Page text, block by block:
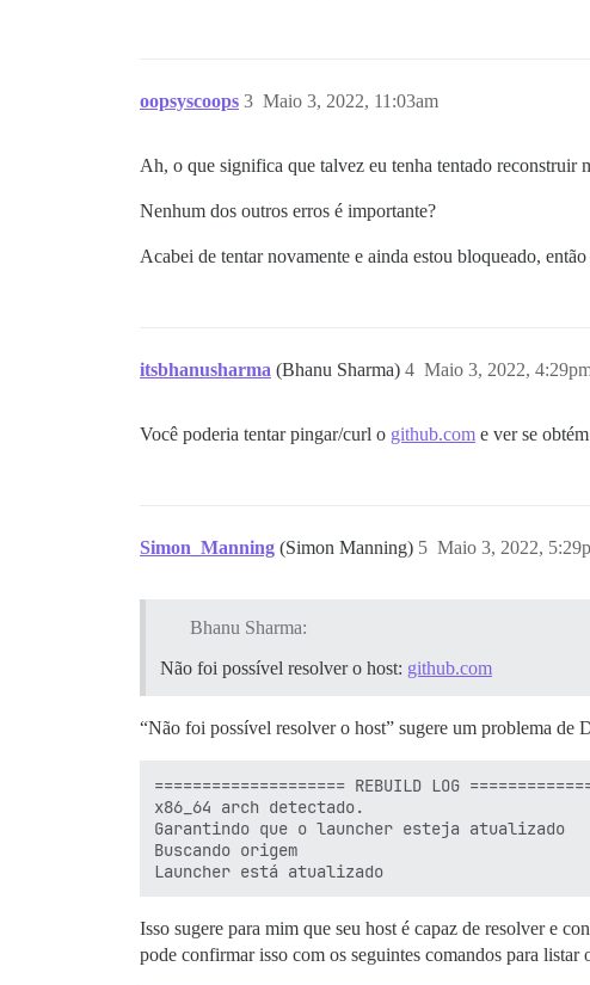
oopsyscoops Maio 3, 2022, 11:03am
3
Ah, o que significa que talvez eu tenha tentado reconstruir
Nenhum dos outros erros é importante?
Acabei de tentar novamente e ainda estou bloqueado,
itsbhanusharma (Bhanu Sharma) Maio 3, 2022,
4
Você poderia tentar pingar/curl o github.com e ver se
Simon_Manning (Simon Manning) Maio 3, 2022,
5
Bhanu Sharma:
Não foi possível resolver o host: github.com
“Não foi possível resolver o host” sugere um problema de
==================== REBUILD LOG
x86_64 arch detectado.
Garantindo que o launcher esteja atualizado
Buscando origem
Isso sugere para mim que seu host é capaz de resolver e
pode confirmar isso com os seguintes comandos para listar